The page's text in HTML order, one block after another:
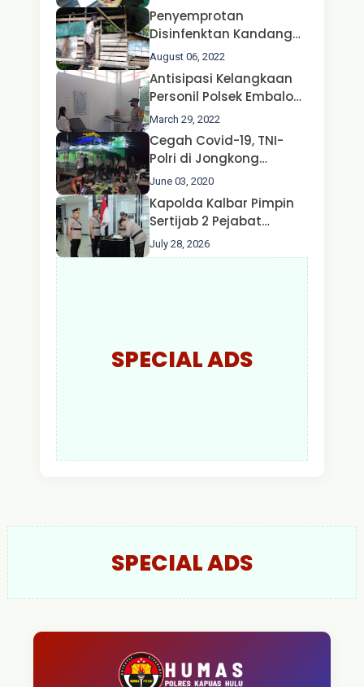
Penyemprotan
Disinfenktan Kandang
Ternak Kambing warga
Oleh Satgas Ops Aman
Nusa II Polda Kalbar*
August 06, 2022
Antisipasi Kelangkaan
Personil Polsek Embaloh
Hulu Gencar Lakukan
Pengecekan Oksigen
March 29, 2022
Cegah Covid-19, TNI-
Polri di Jongkong
Himbau Masyarakat
Jangan Kumpul Hinga
Larut Malam.
June 03, 2020
Kapolda Kalbar Pimpin
Sertijab 2 Pejabat
Utama dan 7 Kapolres,
AKBP Wisnu Perdana
July 28, 2026
SPECIAL ADS
SPECIAL ADS